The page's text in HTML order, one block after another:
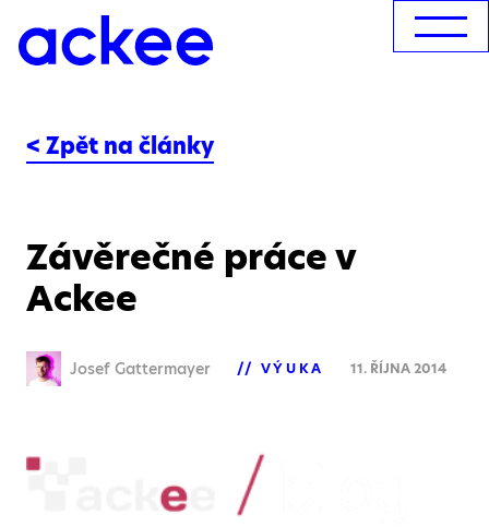
< Zpět na články
Závěrečné práce v
Ackee
Josef Gattermayer VÝUKA 11. ŘÍJNA 2014